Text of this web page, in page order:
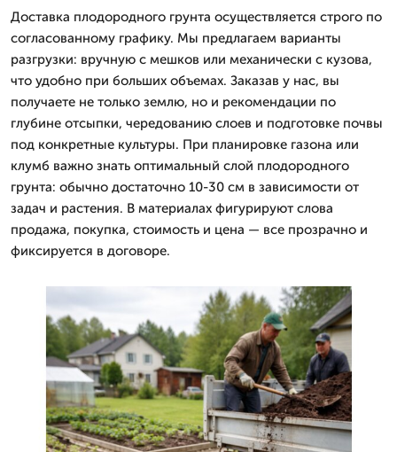
Доставка плодородного грунта осуществляется строго по
согласованному графику. Мы предлагаем варианты
разгрузки: вручную с мешков или механически с кузова,
что удобно при больших объемах. Заказав у нас, вы
получаете не только землю, но и рекомендации по
глубине отсыпки, чередованию слоев и подготовке почвы
под конкретные культуры. При планировке газона или
клумб важно знать оптимальный слой плодородного
грунта: обычно достаточно 10-30 см в зависимости от
задач и растения. В материалах фигурируют слова
продажа, покупка, стоимость и цена — все прозрачно и
фиксируется в договоре.